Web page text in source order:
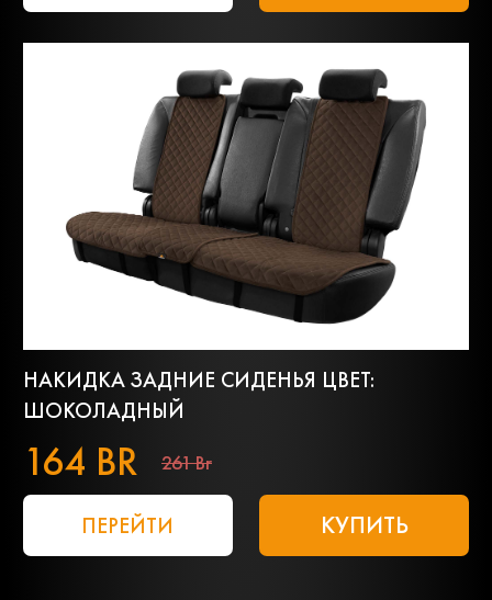
НАКИДКА ЗАДНИЕ СИДЕНЬЯ ЦВЕТ:
ШОКОЛАДНЫЙ
164 BR 261 Br
ПЕРЕЙТИ КУПИТЬ